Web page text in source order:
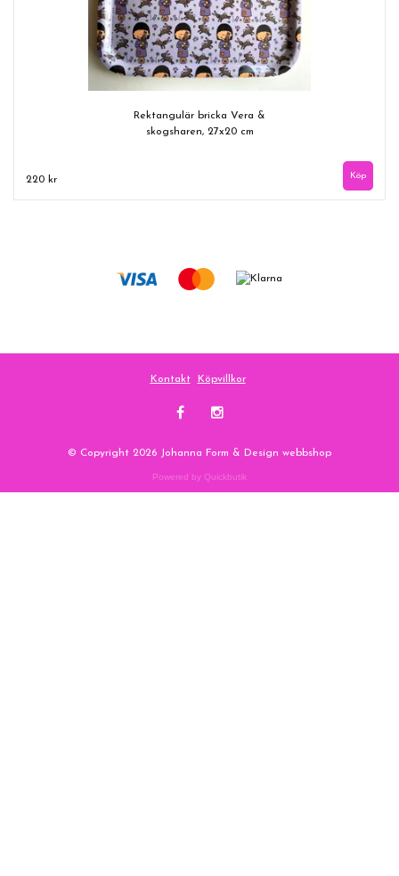
Rektangulär bricka Vera &
skogsharen, 27x20 cm
220 kr
Kontakt Köpvillkor
© Copyright 2026 Johanna Form & Design webbshop
Powered by Quickbutik